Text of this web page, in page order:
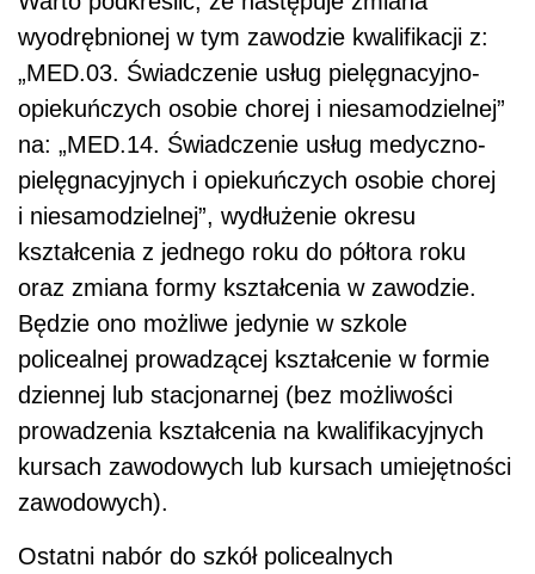
wyodrębnionej w tym zawodzie kwalifikacji z:
„MED.03. Świadczenie usług pielęgnacyjno-
opiekuńczych osobie chorej i niesamodzielnej”
na: „MED.14. Świadczenie usług medyczno-
pielęgnacyjnych i opiekuńczych osobie chorej
i niesamodzielnej”, wydłużenie okresu
kształcenia z jednego roku do półtora roku
oraz zmiana formy kształcenia w zawodzie.
Będzie ono możliwe jedynie w szkole
policealnej prowadzącej kształcenie w formie
dziennej lub stacjonarnej (bez możliwości
prowadzenia kształcenia na kwalifikacyjnych
kursach zawodowych lub kursach umiejętności
zawodowych).
Ostatni nabór do szkół policealnych